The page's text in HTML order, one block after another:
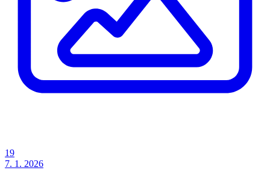
19
7. 1. 2026